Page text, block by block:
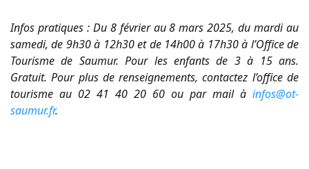
Infos pratiques : Du 8 février au 8 mars 2025, du mardi au
samedi, de 9h30 à 12h30 et de 14h00 à 17h30 à l’Office de
Tourisme de Saumur. Pour les enfants de 3 à 15 ans.
Gratuit. Pour plus de renseignements, contactez l’office de
tourisme au 02 41 40 20 60 ou par mail à infos@ot-
saumur.fr.